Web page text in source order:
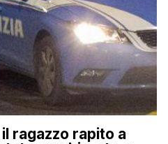
ragazzo rapito a